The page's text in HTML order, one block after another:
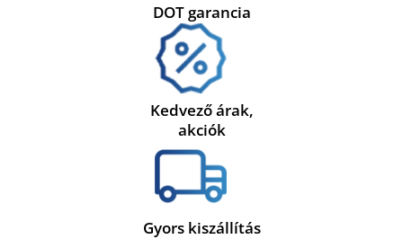
DOT garancia
Kedvező árak,
akciók
Gyors kiszállítás